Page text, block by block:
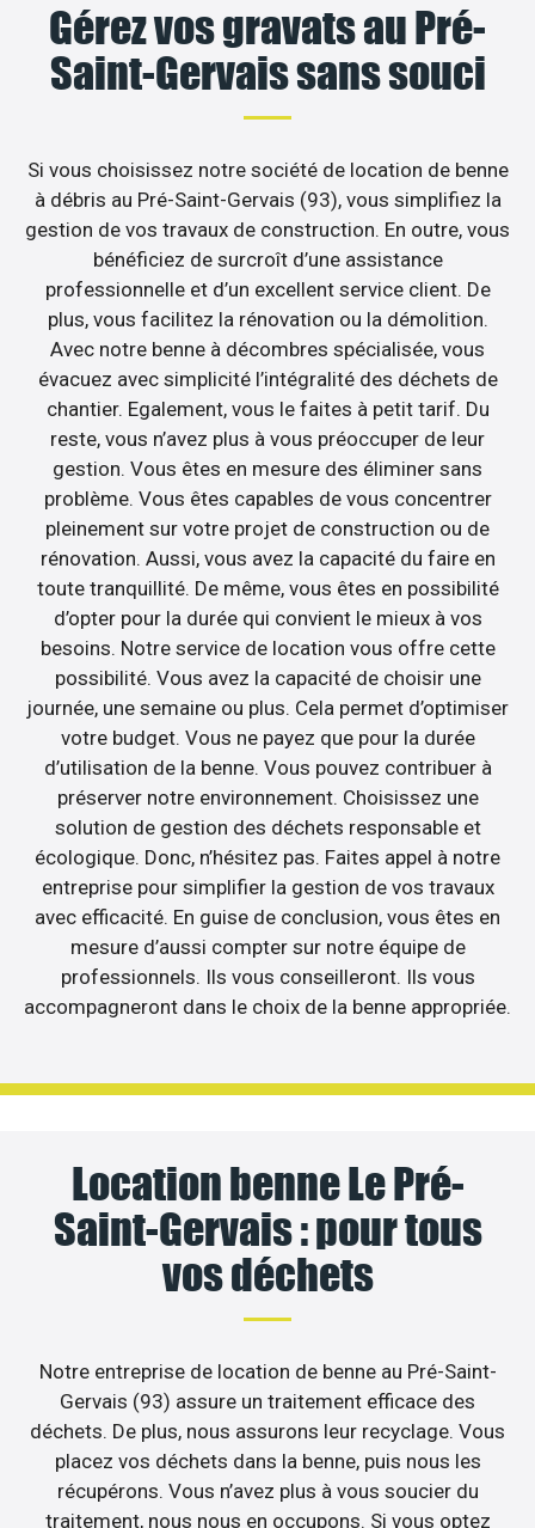
Gérez vos gravats au Pré-
Saint-Gervais sans souci
Si vous choisissez notre société de location de benne
à débris au Pré-Saint-Gervais (93), vous simplifiez la
gestion de vos travaux de construction. En outre, vous
bénéficiez de surcroît d’une assistance
professionnelle et d’un excellent service client. De
plus, vous facilitez la rénovation ou la démolition.
Avec notre benne à décombres spécialisée, vous
évacuez avec simplicité l’intégralité des déchets de
chantier. Egalement, vous le faites à petit tarif. Du
reste, vous n’avez plus à vous préoccuper de leur
gestion. Vous êtes en mesure des éliminer sans
problème. Vous êtes capables de vous concentrer
pleinement sur votre projet de construction ou de
rénovation. Aussi, vous avez la capacité du faire en
toute tranquillité. De même, vous êtes en possibilité
d’opter pour la durée qui convient le mieux à vos
besoins. Notre service de location vous offre cette
possibilité. Vous avez la capacité de choisir une
journée, une semaine ou plus. Cela permet d’optimiser
votre budget. Vous ne payez que pour la durée
d’utilisation de la benne. Vous pouvez contribuer à
préserver notre environnement. Choisissez une
solution de gestion des déchets responsable et
écologique. Donc, n’hésitez pas. Faites appel à notre
entreprise pour simplifier la gestion de vos travaux
avec efficacité. En guise de conclusion, vous êtes en
mesure d’aussi compter sur notre équipe de
professionnels. Ils vous conseilleront. Ils vous
accompagneront dans le choix de la benne appropriée.
Location benne Le Pré-
Saint-Gervais : pour tous
vos déchets
Notre entreprise de location de benne au Pré-Saint-
Gervais (93) assure un traitement efficace des
déchets. De plus, nous assurons leur recyclage. Vous
placez vos déchets dans la benne, puis nous les
récupérons. Vous n’avez plus à vous soucier du
traitement, nous nous en occupons. Si vous optez